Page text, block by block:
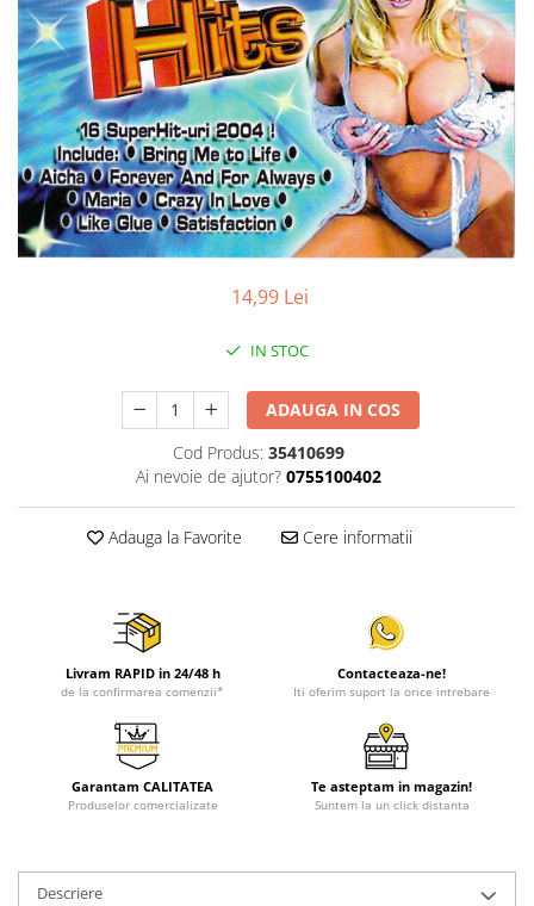
Viniluri Românești
Colecția Electrecord
14,99 Lei
IN STOC
ADAUGA IN COS
Cod Produs: 35410699
Ai nevoie de ajutor? 0755100402
Adauga la Favorite Cere informatii
Livram RAPID in 24/48 h
de la confirmarea comenzii*
Contacteaza-ne!
Iti oferim suport la orice intrebare
Garantam CALITATEA
Produselor comercializate
Te asteptam in magazin!
Suntem la un click distanta
Descriere